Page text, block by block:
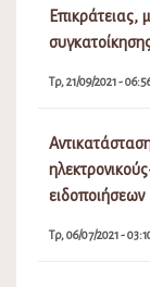
Επικράτειας,
Τρ, 21/09/2021 -
ειδοποιήσεων
Τρ, 06/07/2021 -